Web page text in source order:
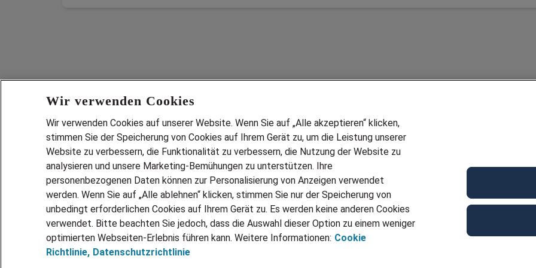
Services
JOBSUCHE
LEBENSLAUF GENERATOR
ZEITARBEIT
PERSONALVERMITTLUNG
PARTNERSHIP WITH AIRBUS
Wir verwenden Cookies
Wir verwenden Cookies auf unserer Website. Wenn Sie auf „Alle akzeptieren“ klicken,
stimmen Sie der Speicherung von Cookies auf Ihrem Gerät zu, um die Leistung unserer
Website zu verbessern, die Funktionalität zu verbessern, die Nutzung der Website zu
analysieren und unsere Marketing-Bemühungen zu unterstützen. Ihre
personenbezogenen Daten können zur Personalisierung von Anzeigen verwendet
werden. Wenn Sie auf „Alle ablehnen“ klicken, stimmen Sie nur der Speicherung von
unbedingt erforderlichen Cookies auf Ihrem Gerät zu. Es werden keine anderen Cookies
verwendet. Bitte beachten Sie jedoch, dass die Auswahl dieser Option zu einem weniger
optimierten Webseiten-Erlebnis führen kann. Weitere Informationen: Cookie
Richtlinie, Datenschutzrichtlinie